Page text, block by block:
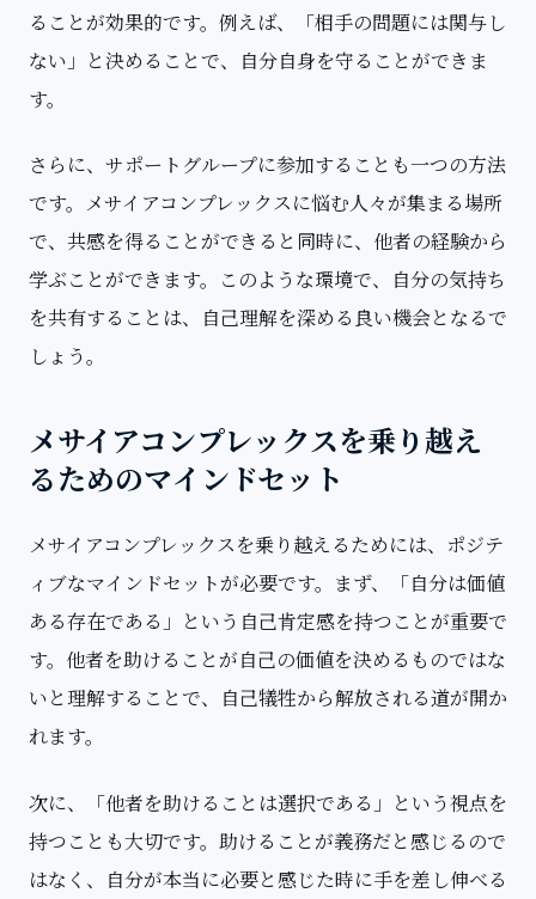
ることが効果的です。例えば、「相手の問題には関与し
ない」と決めることで、自分自身を守ることができま
す。
さらに、サポートグループに参加することも一つの方法
です。メサイアコンプレックスに悩む人々が集まる場所
で、共感を得ることができると同時に、他者の経験から
学ぶことができます。このような環境で、自分の気持ち
を共有することは、自己理解を深める良い機会となるで
しょう。
メサイアコンプレックスを乗り越え
るためのマインドセット
メサイアコンプレックスを乗り越えるためには、ポジテ
ィブなマインドセットが必要です。まず、「自分は価値
ある存在である」という自己肯定感を持つことが重要で
す。他者を助けることが自己の価値を決めるものではな
いと理解することで、自己犠牲から解放される道が開か
れます。
次に、「他者を助けることは選択である」という視点を
持つことも大切です。助けることが義務だと感じるので
はなく、自分が本当に必要と感じた時に手を差し伸べる